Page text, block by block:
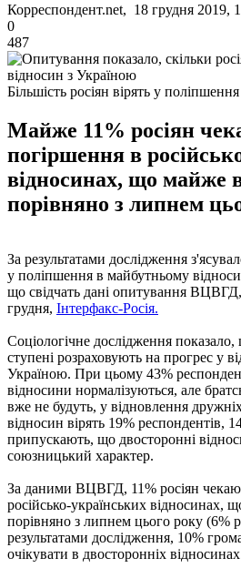
Корреспондент.net, 18 грудня 2019,
0
487
Більшість росіян вірять у
Майже 11% росіян
погіршення в
відносинах, що майже
порівняно з липнем
За результатами дослідження
у поліпшення в майбутньому
що свідчать дані опитування
грудня, Інтерфакс-Росія.
Соціологічне дослідження
ступені розраховують на прогрес у
Україною. При цьому 43%
відносини нормалізуються, але
вже не будуть, у відновлення
відносин вірять 19% респондентів,
припускають, що двосторонні
союзницький характер.
За даними ВЦВГД, 11% росіян
російсько-українських відносинах,
порівняно з липнем цього року (6%
результатами дослідження, 10%
очікувати в двосторонніх